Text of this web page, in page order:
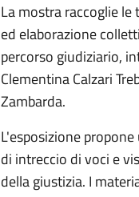
La mostra raccoglie
ed elaborazione
percorso giudiziario,
Clementina Calzari
Zambarda.
L'esposizione
di intreccio di voci e
della giustizia. I